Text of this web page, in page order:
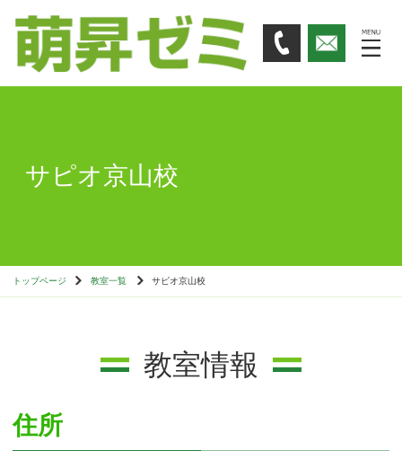
サピオ京山校
トップページ 教室一覧 サピオ京山校
教室情報
住所